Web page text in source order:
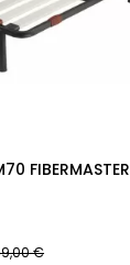
FIBERMASTER
€